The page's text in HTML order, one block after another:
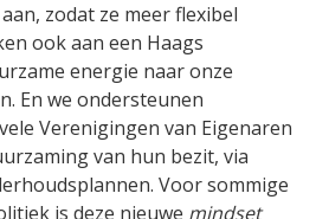
zodat ze meer flexibel
ook aan een Haags
energie naar onze
En we ondersteunen
Verenigingen van Eigenaren
van hun bezit, via
Voor sommige
is deze nieuwe mindset